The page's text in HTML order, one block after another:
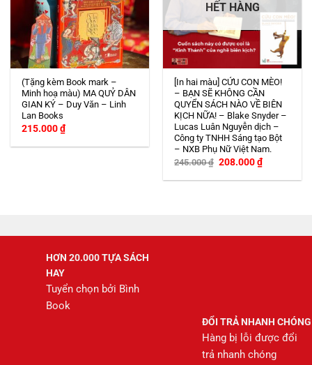
(Tặng kèm Book mark –
Minh hoạ màu) MA QUỶ DÂN
GIAN KÝ – Duy Văn – Linh
Lan Books
215.000₫
HẾT HÀNG
[In hai màu] CỨU CON MÈO!
– BẠN SẼ KHÔNG CẦN
QUYỂN SÁCH NÀO VỀ BIÊN
KỊCH NỮA! – Blake Snyder –
Lucas Luân Nguyễn dịch –
Công ty TNHH Sáng tạo Bột
– NXB Phụ Nữ Việt Nam.
245.000₫ Giá
là:
208.000₫Giá
hiện
tại
HƠN 20.000 TỰA SÁCH
HAY
Tuyển chọn bởi Bình
Book
ĐỔI TRẢ NHANH CHÓNG
Hàng bị lỗi được đổi
trả nhanh chóng